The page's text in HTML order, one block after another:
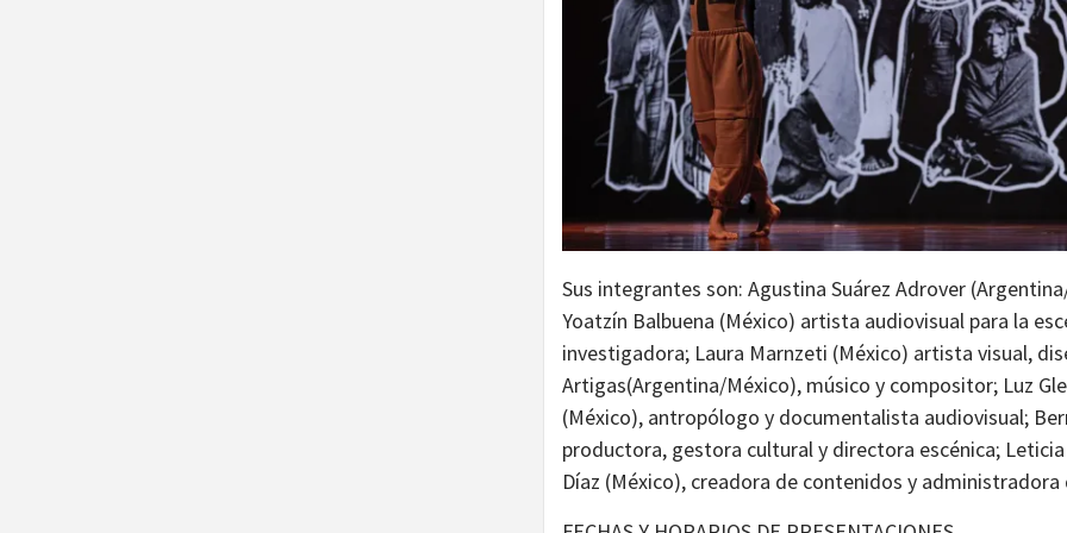
Sus integrantes son: Agustina Suárez Adrover
Yoatzín Balbuena (México) artista audiovisual para la
investigadora; Laura Marnzeti (México) artista visual,
Artigas(Argentina/México), músico y compositor; Luz
(México), antropólogo y documentalista audiovisual;
productora, gestora cultural y directora escénica;
Díaz (México), creadora de contenidos y